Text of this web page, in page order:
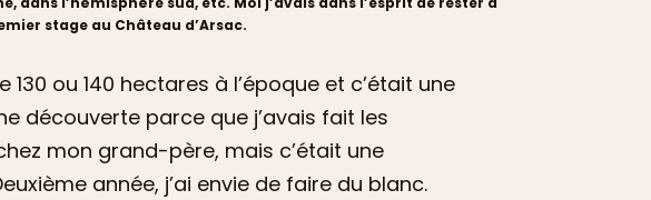
stage au Château d’Arsac.
ou 140 hectares à l’époque et c’était une
découverte parce que j’avais fait les
mon grand-père, mais c’était une
année, j’ai envie de faire du blanc.